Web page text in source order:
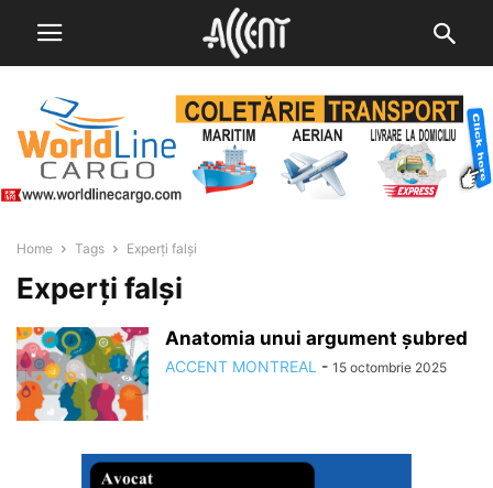
Home Tags Experți falși
Experți falși
Anatomia unui argument șubred
ACCENT MONTREAL - 15 octombrie 2025